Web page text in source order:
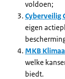
voldoen;
Cyberveilig
eigen
MKB
welke
biedt.